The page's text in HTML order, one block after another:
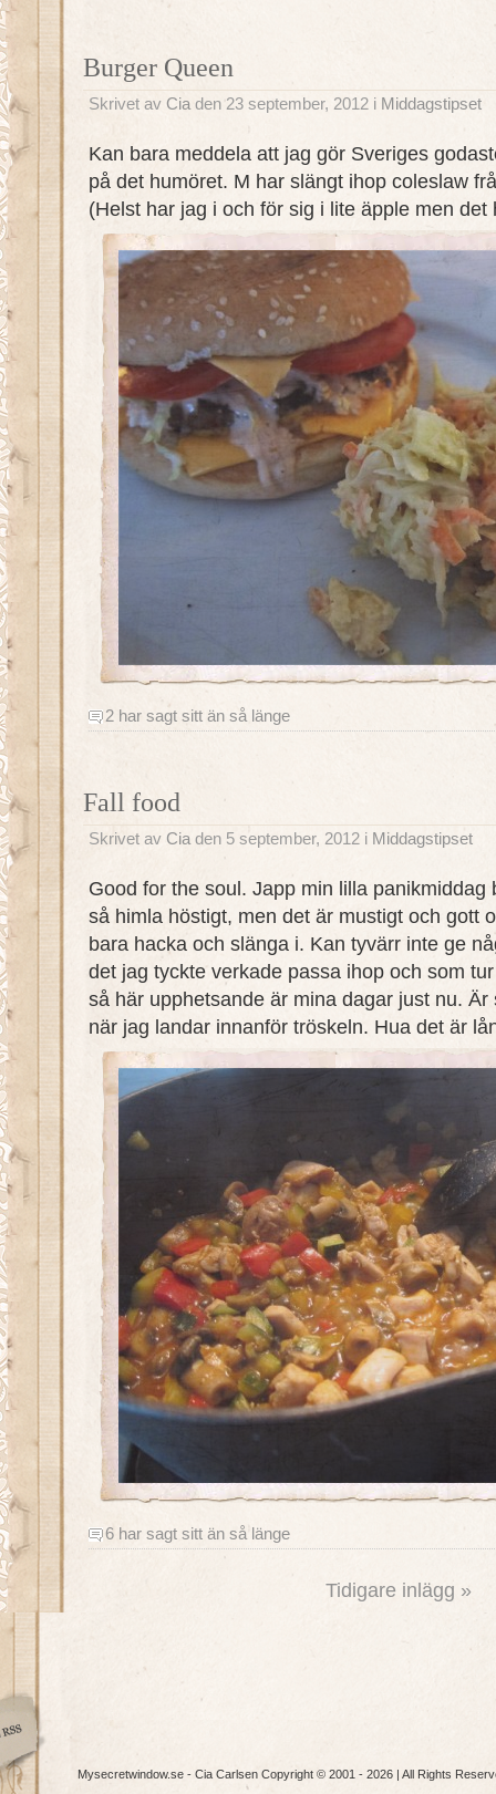
Burger Queen
Skrivet av Cia den 23 september, 2012 i Middagstipset
Kan bara meddela att jag gör Sveriges
på det humöret. M har slängt ihop coleslaw
(Helst har jag i och för sig i lite äpple men det
2 har sagt sitt än så länge
Fall food
Skrivet av Ciaden 5 september, 2012 i Middagstipset
Good for the soul. Japp min lilla panikmiddag
så himla höstigt, men det är mustigt och gott
bara hacka och slänga i. Kan tyvärr inte ge
det jag tyckte verkade passa ihop och som
så här upphetsande är mina dagar just nu.
när jag landar innanför tröskeln. Hua det är
6 har sagt sitt än så länge
Tidigare inlägg »
Mysecretwindow.se - Cia Carlsen Copyright © 2001 - 2026 | All Rights